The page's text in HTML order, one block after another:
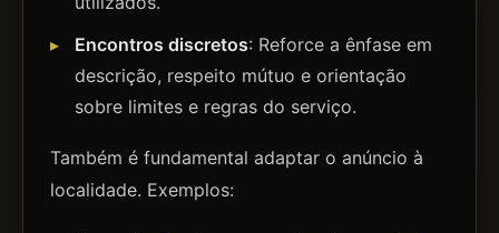
Encontros discretos: Reforce a ênfase em
descrição, respeito mútuo e orientação
sobre limites e regras do serviço.
Também é fundamental adaptar o anúncio à
localidade. Exemplos: